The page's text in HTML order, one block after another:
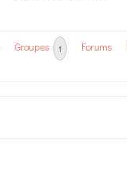
Groupes 1 Forums